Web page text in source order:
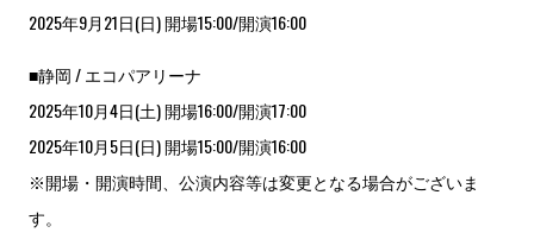
2025年9月21日(日) 開場15:00/開演16:00
■静岡 / エコパアリーナ
2025年10月4日(土) 開場16:00/開演17:00
2025年10月5日(日) 開場15:00/開演16:00
※開場・開演時間、公演内容等は変更となる場合がございま
す。